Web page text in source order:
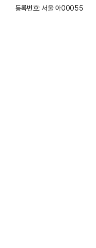
등록번호: 서울 아00055